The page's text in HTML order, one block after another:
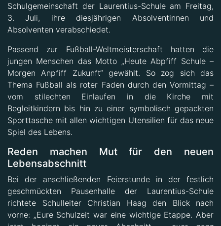
Schulgemeinschaft der Laurentius-Schule am Freitag,
3. Juli, ihre diesjährigen Absolventinnen und
Absolventen verabschiedet.
Passend zur Fußball-Weltmeisterschaft hatten die
jungen Menschen das Motto „Heute Abpfiff Schule –
Morgen Anpfiff Zukunft“ gewählt. So zog sich das
Thema Fußball als roter Faden durch den Vormittag –
vom stilechten Einlaufen in die Kirche mit
Begleitkindern bis hin zu einer symbolisch gepackten
Sporttasche mit allen wichtigen Utensilien für das neue
Spiel des Lebens.
Reden machen Mut für den neuen
Lebensabschnitt
Bei der anschließenden Feierstunde in der festlich
geschmückten Pausenhalle der Laurentius-Schule
richtete Schulleiter Christian Haag den Blick nach
vorne: „Eure Schulzeit war eine wichtige Etappe. Aber